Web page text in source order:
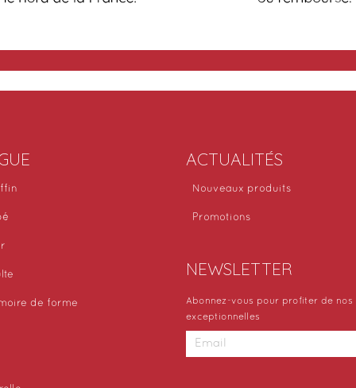
de forme
ACTUALITÉS
Nouveaux produits
Promotions
NEWSLETTER
Abonnez-vous pour profiter de nos
exceptionnelles